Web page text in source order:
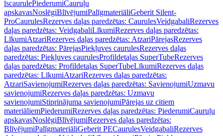
īscaurulePiederumiCauruļu
apskavasNoslēgiBlīvējumiPalīgmateriāliGeberit Silent-
ProCaurulesRezerves daļas paredzētas: CaurulesVeidgabaliRezerves
daļas paredzētas: VeidgabaliLīkumiRezerves daļas paredzētas:
LīkumiAtzariRezerves daļas paredzētas: AtzariPārejasRezerves
daļas paredzētas: PārejasPiekļuves caurulesRezerves daļas
paredzētas: Piekļuves caurulesProfildetaļas SuperTubeRezerves
daļas paredzētas: Profildetaļas SuperTubeLīkumiRezerves daļas
paredzētas: LīkumiAtzariRezerves daļas paredzētas:
AtzariSavienojumiRezerves daļas paredzētas: SavienojumiUzmavu
savienojumiRezerves daļas paredzētas: Uzmavu
savienojumiStiprinājuma savienojumiPārejas uz citiem
materiāliemPiederumiRezerves daļas paredzētas: PiederumiCauruļu
apskavasNoslēgiBlīvējumiRezerves daļas paredzētas:
BlīvējumiPalīgmateriāliGeberit PECaurulesVeidgabaliRezerves